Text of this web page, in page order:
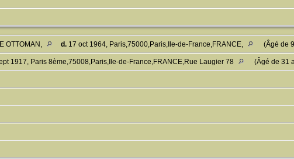
OTTOMAN, d. 17 oct 1964, Paris,75000,Paris,Ile-de-France,FRANCE, (Âgé de
1917, Paris 8ème,75008,Paris,Ile-de-France,FRANCE,Rue Laugier 78 (Âgé de 31